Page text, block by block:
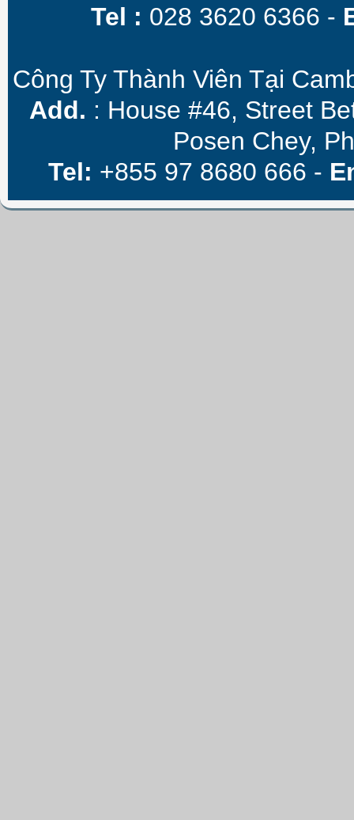
Tel : 028 3620 6366 -
Công Ty Thành Viên Tại
Add. : House #46, Street
Posen Chey,
Tel: +855 97 8680 666 -